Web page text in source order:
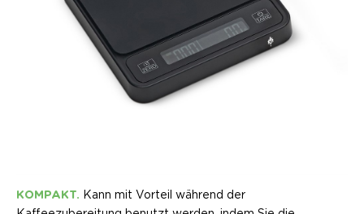
KOMPAKT. Kann mit Vorteil während der